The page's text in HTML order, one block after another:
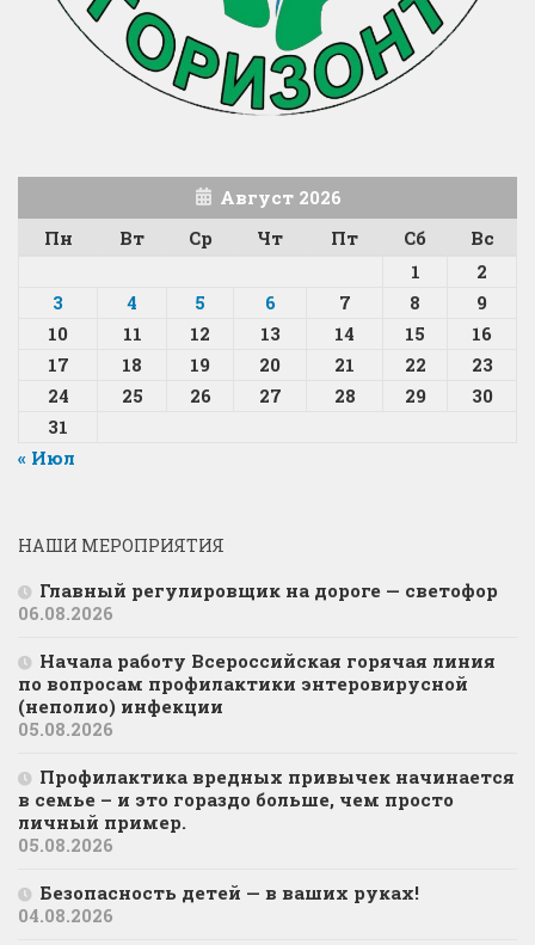
Август 2026
Пн
Вт Ср Чт Пт Сб
Вс
1
2
3
4 5 6 7 8
9
10
11 12 13 14 15
16
17
18 19 20 21 22
23
24
25 26 27 28 29
30
31
« Июл
НАШИ МЕРОПРИЯТИЯ
Главный регулировщик на дороге — светофор
06.08.2026
Начала работу Всероссийская горячая линия
по вопросам профилактики энтеровирусной
(неполио) инфекции
05.08.2026
Профилактика вредных привычек начинается
в семье – и это гораздо больше, чем просто
личный пример.
05.08.2026
Безопасность детей — в ваших руках!
04.08.2026